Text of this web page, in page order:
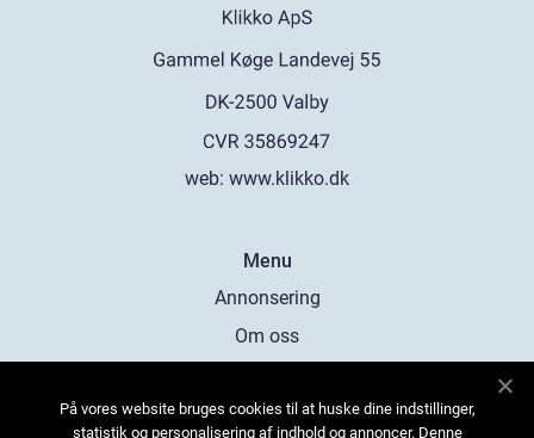
web: www.klikko.dk
Menu
Annonsering
Om oss
Kontakta oss
På vores website bruges cookies til at huske dine indstillinger,
statistik og personalisering af indhold og annoncer. Denne